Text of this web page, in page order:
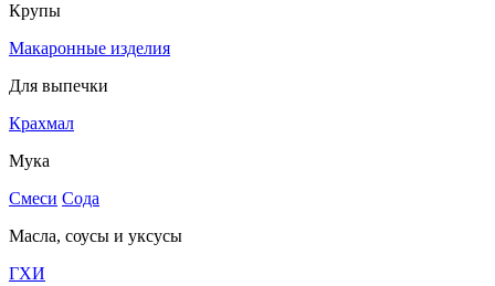
Крупы
Макаронные изделия
Для выпечки
Крахмал
Мука
Смеси Сода
Масла, соусы и уксусы
ГХИ